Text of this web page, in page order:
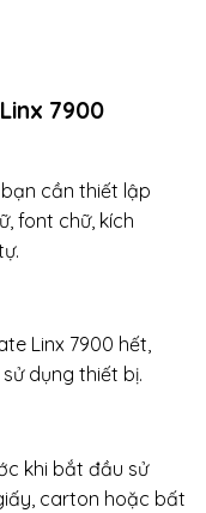
7900
cần thiết lập
font chữ, kích
Linx 7900 hết,
dụng thiết bị.
khi bắt đầu sử
carton hoặc bất